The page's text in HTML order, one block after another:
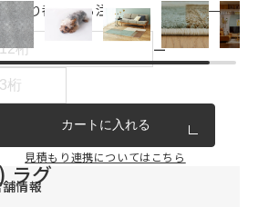
積もり番号から注文する
ー
カートに入れる
見積もり連携についてはこちら
情報
ラグ